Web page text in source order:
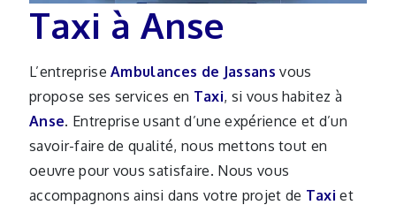
Taxi à Anse
L’entrepriseAmbulances de Jassans vous
propose ses services en Taxi, si vous habitez à
Anse. Entreprise usant d’une expérience et d’un
savoir-faire de qualité, nous mettons tout en
oeuvre pour vous satisfaire. Nous vous
accompagnons ainsi dans votre projet de Taxi et